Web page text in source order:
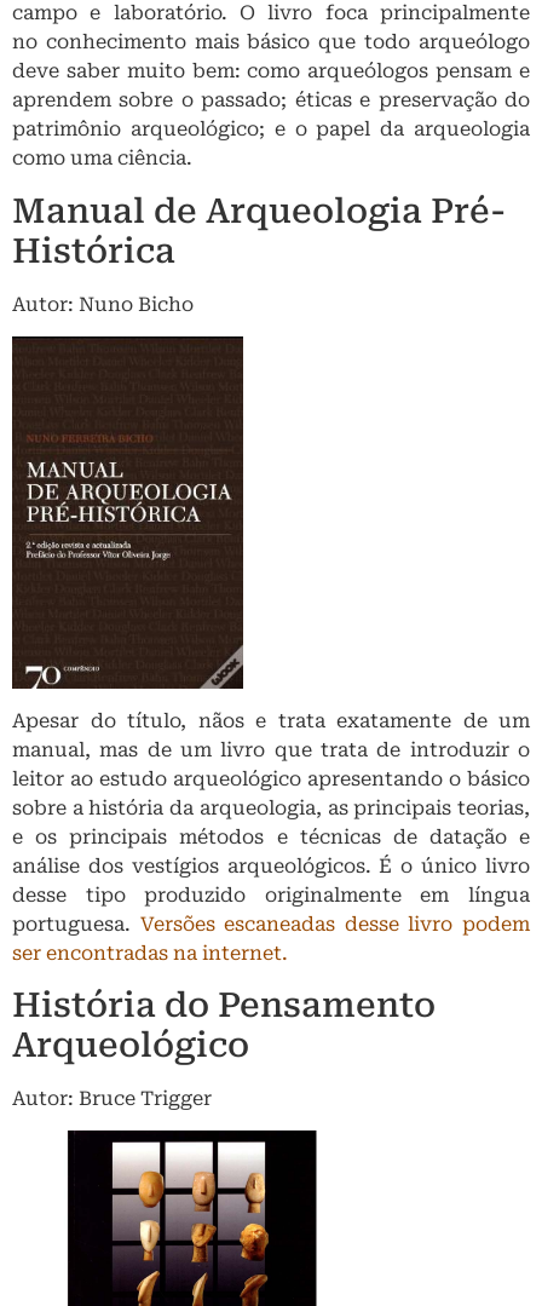
campo e laboratório. O livro foca principalmente
no conhecimento mais básico que todo arqueólogo
deve saber muito bem: como arqueólogos pensam e
aprendem sobre o passado; éticas e preservação do
patrimônio arqueológico; e o papel da arqueologia
como uma ciência.
Manual de Arqueologia Pré-
Histórica
Autor: Nuno Bicho
Apesar do título, nãos e trata exatamente de um
manual, mas de um livro que trata de introduzir o
leitor ao estudo arqueológico apresentando o básico
sobre a história da arqueologia, as principais teorias,
e os principais métodos e técnicas de datação e
análise dos vestígios arqueológicos. É o único livro
desse tipo produzido originalmente em língua
portuguesa. Versões escaneadas desse livro podem
ser encontradas na internet.
História do Pensamento
Arqueológico
Autor: Bruce Trigger